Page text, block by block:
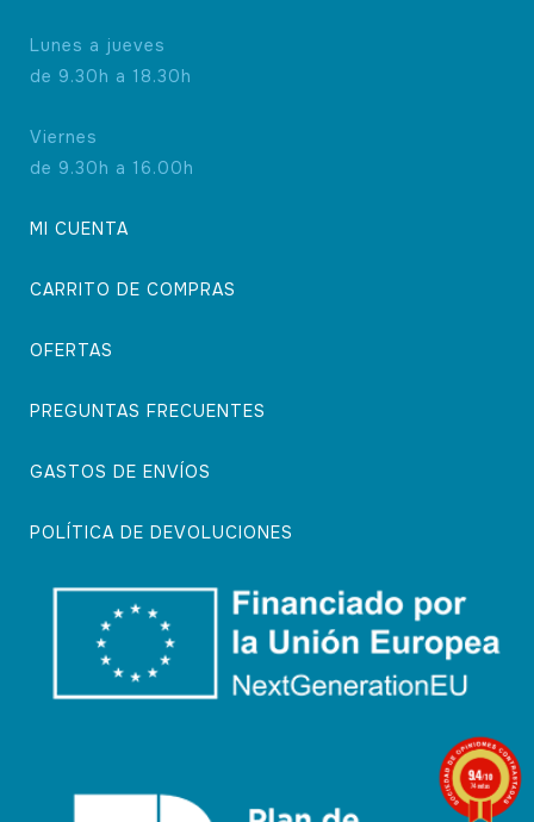
Lunes a jueves
de 9.30h a 18.30h
Viernes
de 9.30h a 16.00h
MI CUENTA
CARRITO DE COMPRAS
OFERTAS
PREGUNTAS FRECUENTES
GASTOS DE ENVÍOS
POLÍTICA DE DEVOLUCIONES
9.4/10
74 notas